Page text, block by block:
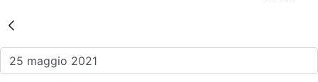
Risultati della Ricerca -